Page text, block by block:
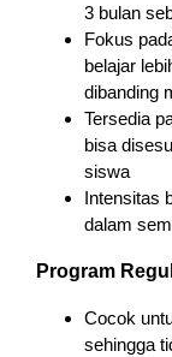
3 bulan
Fokus
belajar
dibanding
Tersedia
bisa
siswa
Intensitas
dalam
Program
Cocok
sehingga